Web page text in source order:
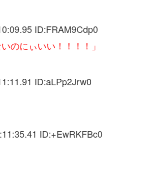
ID:FRAM9Cdp0
のにぃいい！！！！」
ID:aLPp2Jrw0
ID:+EwRKFBc0